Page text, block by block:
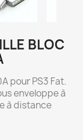
BLOC
pour PS3 Fat.
enveloppe à
à distance